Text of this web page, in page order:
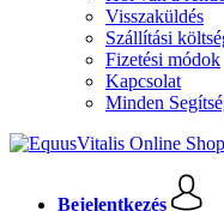
Visszaküldés
Szállítási
Fizetési módok
Kapcsolat
Minden
Bejelentkezés